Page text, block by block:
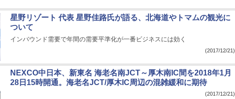
星野リゾート 代表 星野佳路氏が語る、北海道やトマムの観光に
ついて
インバウンド需要で年間の需要平準化が一番ビジネスには効く
(2017/12/21)
NEXCO中日本、新東名 海老名南JCT～厚木南IC間を2018年1月
28日15時開通。海老名JCT/厚木IC周辺の混雑緩和に期待
(2017/12/21)